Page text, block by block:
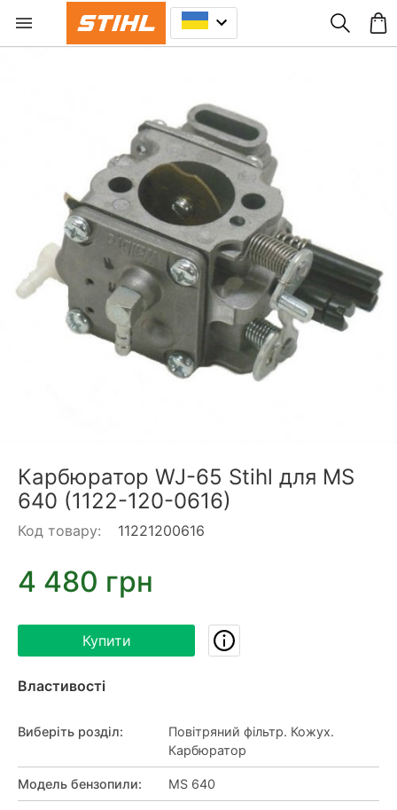
Карбюратор WJ-65 Stihl для MS
640 (1122-120-0616)
Код товару: 11221200616
4 480 грн
Купити
Властивості
Виберіть розділ:
Повітряний фільтр. Кожух.
Карбюратор
Модель бензопили: MS 640